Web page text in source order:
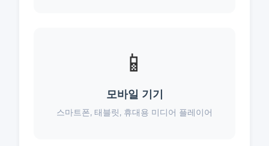
📱
모바일 기기
스마트폰, 태블릿, 휴대용 미디어 플레이어